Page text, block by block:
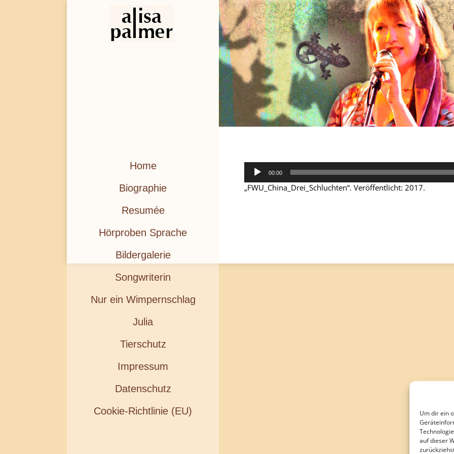
Um dir ein
auf dieser
Home
Biographie
Resumée
Hörproben Sprache
Bildergalerie
Songwriterin
Nur ein Wimpernschlag
Julia
Tierschutz
Impressum
Datenschutz
Cookie-Richtlinie (EU)
Audio-
Player
00:00
„FWU_China_Drei_Schluchten“. Veröffentlicht: 2017.